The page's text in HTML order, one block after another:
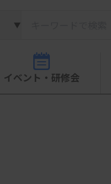
▼
イベント・研修会